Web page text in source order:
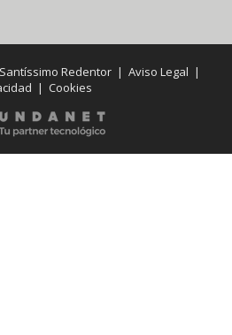
Santíssimo Redentor |Aviso Legal |
| Cookies